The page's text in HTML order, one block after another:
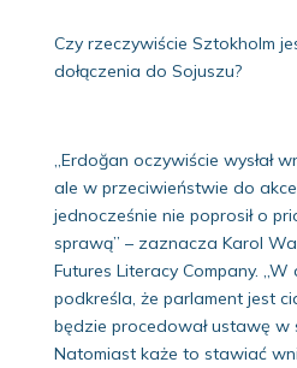
Czy rzeczywiście Sztokholm
dołączenia do Sojuszu?
„Erdoğan oczywiście wysłał
ale w przeciwieństwie do
jednocześnie nie poprosił o
sprawą” – zaznacza Karol
Futures Literacy Company.
podkreśla, że parlament jest
będzie procedował ustawę w
Natomiast każe to stawiać